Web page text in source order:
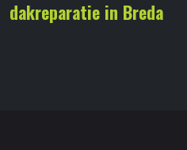
dakreparatie in Breda